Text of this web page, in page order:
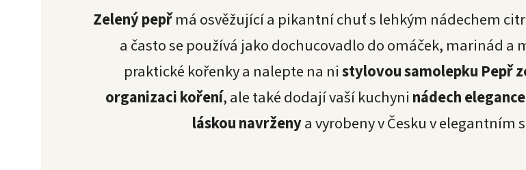
Zelený pepřmá osvěžující a pikantní chuť s lehkým nádechem
a často se používá jako dochucovadlo do omáček, marinád a
praktické kořenky a nalepte na nistylovou samolepku Pepř
organizaci koření, ale také dodají vaší kuchyni nádech
láskou navrženya vyrobeny v Česku v elegantním